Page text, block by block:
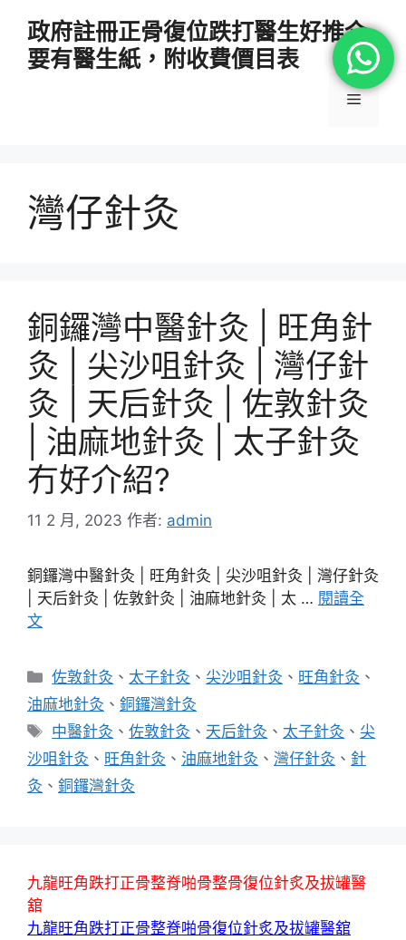
政府註冊正骨復位跌打醫生好推介
要有醫生紙，附收費價目表
選
灣仔針灸
銅鑼灣中醫針灸 | 旺角針
灸 | 尖沙咀針灸 | 灣仔針
灸 | 天后針灸 | 佐敦針灸
| 油麻地針灸 | 太子針灸
冇好介紹?
11 2 月, 2023 作者: admin
銅鑼灣中醫針灸 | 旺角針灸 | 尖沙咀針灸 | 灣仔針灸
| 天后針灸 | 佐敦針灸 | 油麻地針灸 | 太 … 閱讀全
文
分
類
佐敦針灸 、 太子針灸 、 尖沙咀針灸 、 旺角針灸 、
油麻地針灸 、 銅鑼灣針灸
標
籤
中醫針灸 、佐敦針灸 、 天后針灸 、 太子針灸 、 尖
沙咀針灸 、 旺角針灸 、 油麻地針灸 、 灣仔針灸 、 針
灸 、 銅鑼灣針灸
九龍旺角跌打正骨整脊啪骨整骨復位針炙及拔罐醫
舘
九龍旺角跌打正骨整脊啪骨復位針炙及拔罐醫舘